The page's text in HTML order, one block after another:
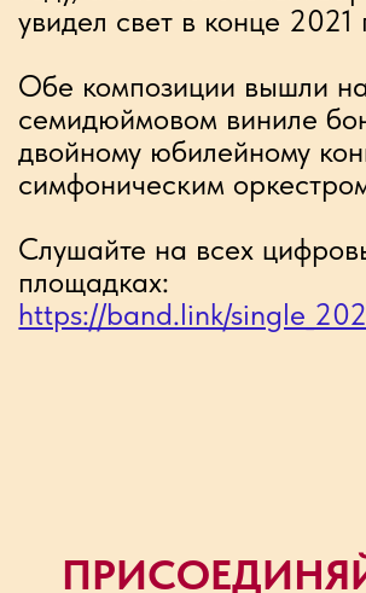
Алексей Земцов администратор
drotic67@mail.ru
Филипп Каптуренко пресс-атташе
+7 (911) 955-51-05
voskresenie.pr@gmail.com
Юрий Газибагандов тур-менеджер
classic64@mail.ru
Павел Жилов юрисконсульт
+7 (995) 903-86-74
a9100572386@gmail.com
Дизайнер: Ольга Злобина.